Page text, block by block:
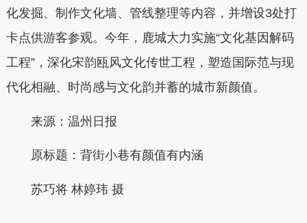
化发掘、制作文化墙、管线整理等内容，并增设3处打
卡点供游客参观。今年，鹿城大力实施“文化基因解码
工程”，深化宋韵瓯风文化传世工程，塑造国际范与现
代化相融、时尚感与文化韵并蓄的城市新颜值。
来源：温州日报
原标题： 背街小巷有颜值有内涵
苏巧将 林婷玮 摄